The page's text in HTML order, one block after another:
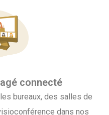
connecté
bureaux, des salles de
dans nos